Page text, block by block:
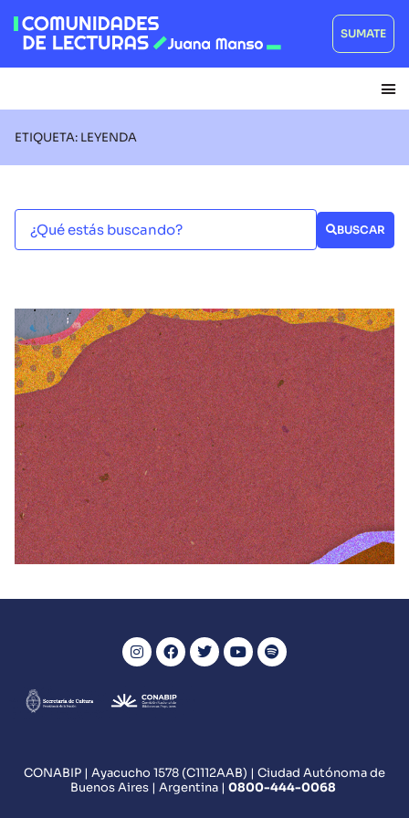
SUMATE
ETIQUETA: LEYENDA
BUSCAR
LIBROS
La leyenda del cerro
VER MÁS
CONABIP | Ayacucho 1578 (C1112AAB) | Ciudad Autónoma de
Buenos Aires | Argentina | 0800-444-0068